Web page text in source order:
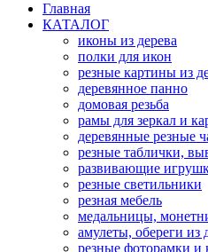
Главная
КАТАЛОГ
иконы из дерева
полки для икон
резные картины из
деревянное панно
домовая резьба
рамы для зеркал и
деревянные резные
резные таблички,
развивающие
резные светильники
резная мебель
медальницы,
амулеты, обереги из
резные фоторамки и